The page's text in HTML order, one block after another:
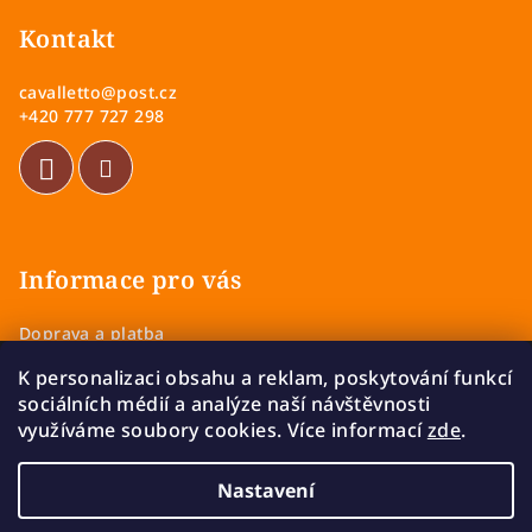
K personalizaci obsahu a reklam, poskytování funkcí
sociálních médií a analýze naší návštěvnosti
využíváme soubory cookies. Více informacízde.
Nastavení
Kontakt
cavalletto@post.cz
+420 777 727 298
Informace pro vás
Doprava a platba
Zásady ochrany osobních údajů
Vrácení a výměna zboží